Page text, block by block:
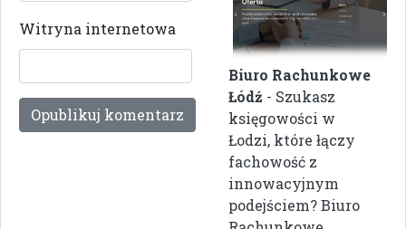
Witryna internetowa
Biuro Rachunkowe
Łódź - Szukasz
księgowości w
Łodzi, które łączy
fachowość z
innowacyjnym
podejściem? Biuro